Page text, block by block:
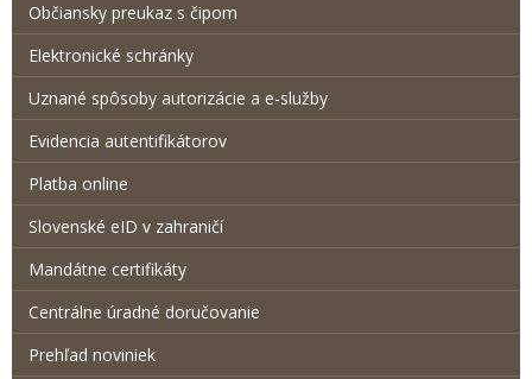
Občiansky preukaz s čipom
Elektronické schránky
Uznané spôsoby autorizácie a e-služby
Evidencia autentifikátorov
Platba online
Slovenské eID v zahraničí
Mandátne certifikáty
Centrálne úradné doručovanie
Prehľad noviniek